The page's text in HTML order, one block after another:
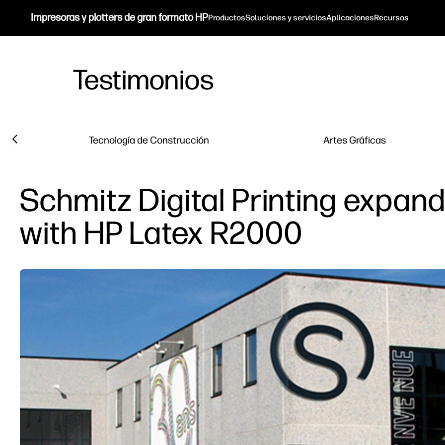
Impresoras y plotters de gran formato HPProductosSoluciones y serviciosAplicacionesRecursos
Testimonios
Filter category
Tecnología de Construcción Artes Gráficas
Previous slide
Schmitz Digital Printing
with HP Latex R2000